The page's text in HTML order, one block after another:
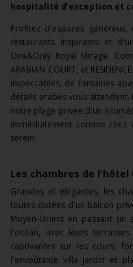
hospitalité d’exception et
Profitez d'espaces
restaurants inspirants et
One&Only Royal Mirage.
ARABIAN COURT, et
impeccables, de fontaines
détails arabes vous attendent.
notre plage privée d'un
immédiatement comme
serein.
Les chambres de l'hôtel
Grandes et élégantes, les
toutes dotées d'un balcon
Moyen-Orient en passant un
l'océan, avec leurs
captivantes sur les cours,
l'envoûtante villa jardin et